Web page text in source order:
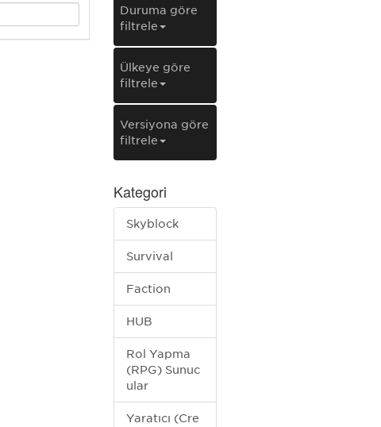
Duruma göre
filtrele
Ülkeye göre
filtrele
Versiyona göre
filtrele
Kategori
Skyblock
Survival
Faction
HUB
Rol Yapma
(RPG) Sunuc
ular
Yaratıcı (Cre